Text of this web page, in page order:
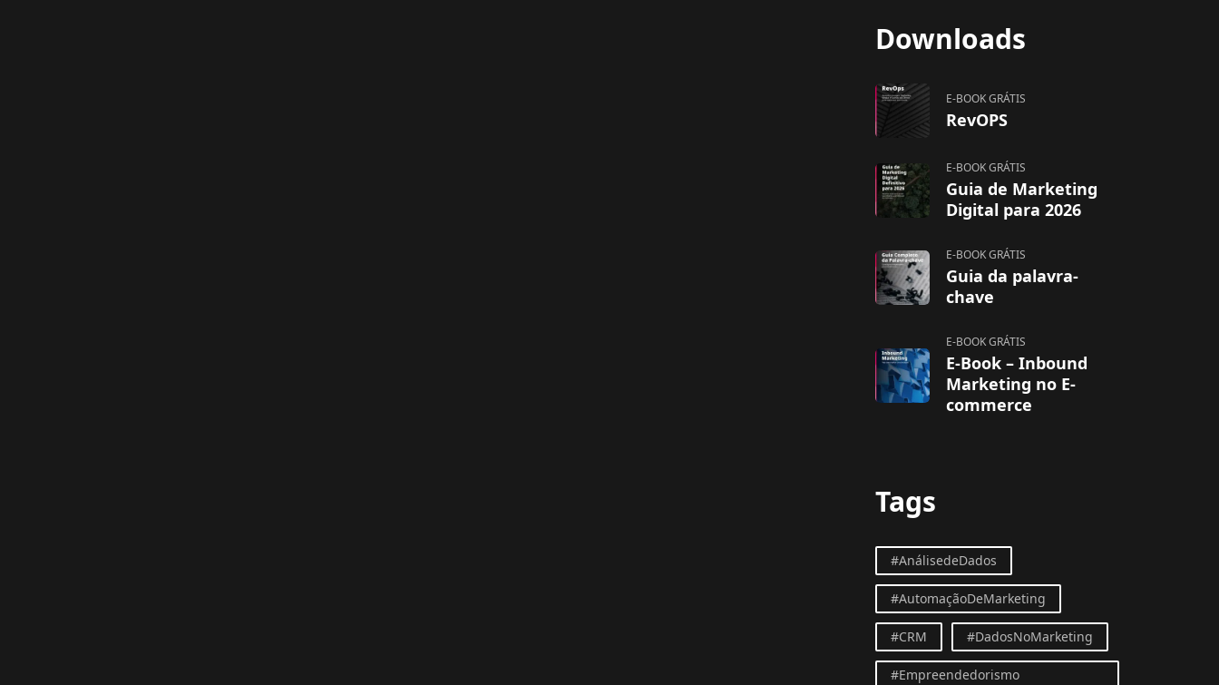
Downloads
E-BOOK GRÁTIS
RevOPS
E-BOOK GRÁTIS
Guia de Marketing
Digital para 2026
E-BOOK GRÁTIS
Guia da palavra-
chave
E-BOOK GRÁTIS
E-Book – Inbound
Marketing no E-
commerce
Tags
#AnálisedeDados
#AutomaçãoDeMarketing
#CRM #DadosNoMarketing
#Empreendedorismo